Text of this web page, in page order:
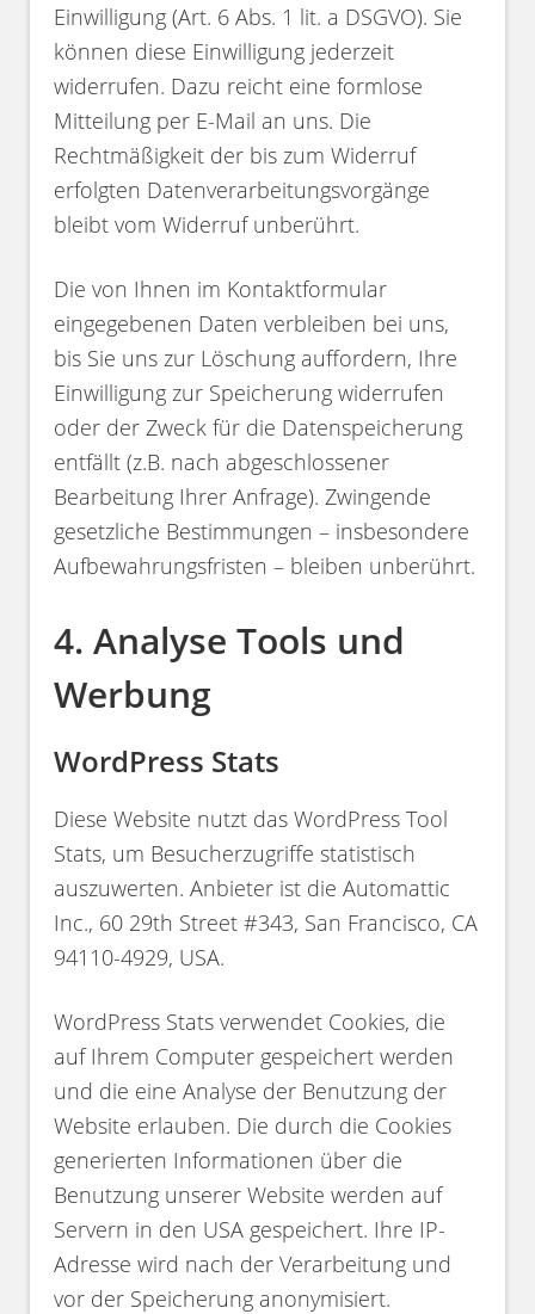
Einwilligung (Art. 6 Abs. 1 lit. a DSGVO). Sie
können diese Einwilligung jederzeit
widerrufen. Dazu reicht eine formlose
Mitteilung per E-Mail an uns. Die
Rechtmäßigkeit der bis zum Widerruf
erfolgten Datenverarbeitungsvorgänge
bleibt vom Widerruf unberührt.
Die von Ihnen im Kontaktformular
eingegebenen Daten verbleiben bei uns,
bis Sie uns zur Löschung auffordern, Ihre
Einwilligung zur Speicherung widerrufen
oder der Zweck für die Datenspeicherung
entfällt (z.B. nach abgeschlossener
Bearbeitung Ihrer Anfrage). Zwingende
gesetzliche Bestimmungen – insbesondere
Aufbewahrungsfristen – bleiben unberührt.
4. Analyse Tools und
Werbung
WordPress Stats
Diese Website nutzt das WordPress Tool
Stats, um Besucherzugriffe statistisch
auszuwerten. Anbieter ist die Automattic
Inc., 60 29th Street #343, San Francisco, CA
94110-4929, USA.
WordPress Stats verwendet Cookies, die
auf Ihrem Computer gespeichert werden
und die eine Analyse der Benutzung der
Website erlauben. Die durch die Cookies
generierten Informationen über die
Benutzung unserer Website werden auf
Servern in den USA gespeichert. Ihre IP-
Adresse wird nach der Verarbeitung und
vor der Speicherung anonymisiert.